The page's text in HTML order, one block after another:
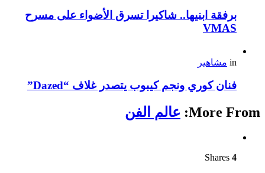
برفقة ابنيها.. شاكيرا تسرق الأضواء على مسرح
VMAS
in مشاهير
فنان كوري ونجم كيبوب يتصدر غلاف “Dazed”
More From: عالم الفن
4